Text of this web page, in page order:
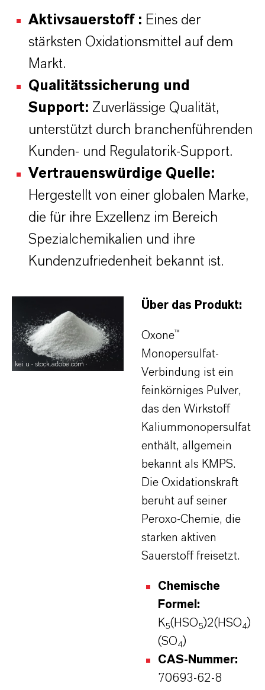
Aktivsauerstoff : Eines der
stärksten Oxidationsmittel auf dem
Markt.
Qualitätssicherung und
Support: Zuverlässige Qualität,
unterstützt durch branchenführenden
Kunden- und Regulatorik-Support.
Vertrauenswürdige Quelle:
Hergestellt von einer globalen Marke,
die für ihre Exzellenz im Bereich
Spezialchemikalien und ihre
Kundenzufriedenheit bekannt ist.
kei u - stock.adobe.com
Über das Produkt:
Oxone™
Monopersulfat-
Verbindung ist ein
feinkörniges Pulver,
das den Wirkstoff
Kaliummonopersulfat
enthält, allgemein
bekannt als KMPS.
Die Oxidationskraft
beruht auf seiner
Peroxo-Chemie, die
starken aktiven
Sauerstoff freisetzt.
Chemische
Formel:
K5(HSO5 )2(HSO4 )
(SO4 )
CAS-Nummer:
70693-62-8